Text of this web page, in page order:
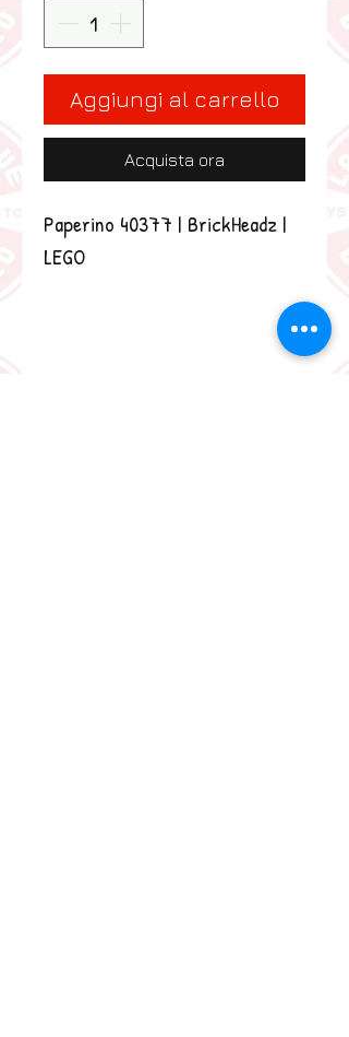
Aggiungi al carrello
Acquista ora
Paperino 40377 | BrickHeadz |
LEGO